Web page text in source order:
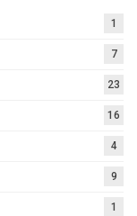
1
7
23
16
4
9
1